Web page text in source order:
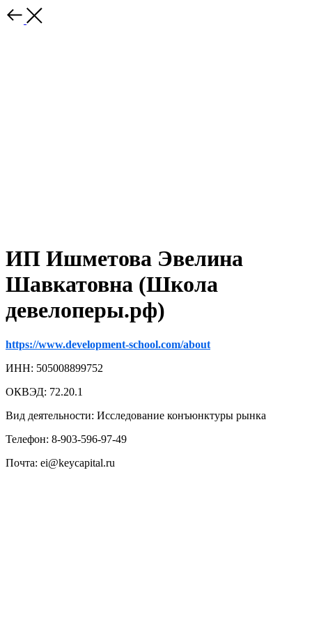
ИП Ишметова Эвелина
Шавкатовна (Школа
девелоперы.рф)
https://www.development-school.com/about
ИНН: 505008899752
ОКВЭД: 72.20.1
Вид деятельности: Исследование конъюнктуры рынка
Телефон: 8-903-596-97-49
Почта: ei@keycapital.ru